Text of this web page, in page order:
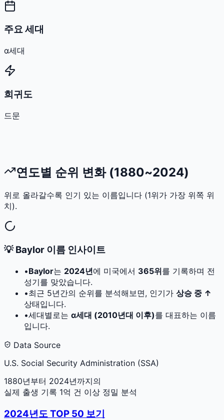
주요 세대
α세대
희귀도
드문
연도별 순위 변화 (1880~2024)
위로 올라갈수록 인기 있는 이름입니다 (1위가 가장 위쪽 위
치).
💡Baylor 이름 인사이트
•Baylor는 2024년에 미국에서 365위를 기록하며 전
성기를 맞았습니다.
•최근 5년간의 순위를 분석해보면, 인기가 상승 중 ↑
상태입니다.
•세대별로는 α세대 (2010년대 이후)를 대표하는 이름
입니다.
Data Source
U.S. Social Security Administration (SSA)
1880년부터 2024년까지의
실제 출생 기록 1억 건 이상 정밀 분석
2024년도 TOP 50 보기